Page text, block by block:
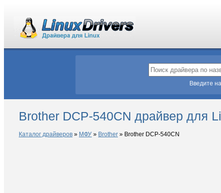
Введите
Brother DCP-540CN драйвер для
Каталог драйверов » МФУ » Brother » Brother DCP-540CN